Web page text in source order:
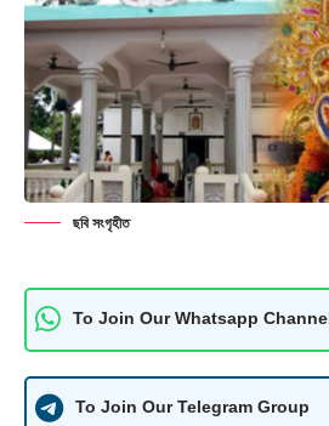
ছবি সংগৃহীত
To Join Our Whatsapp Channel
To Join Our Telegram Group